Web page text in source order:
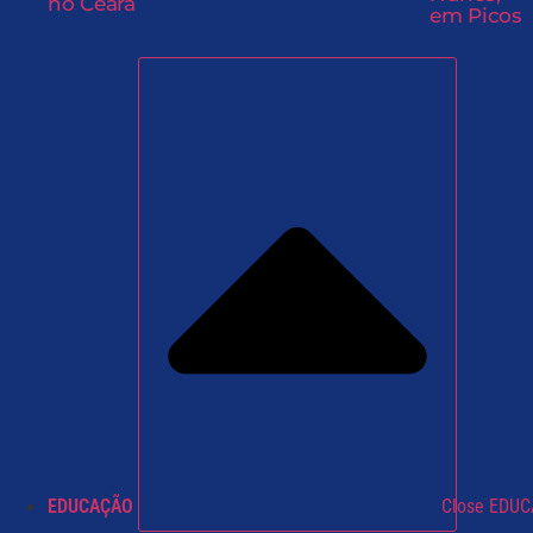
em Picos
EDUCAÇÃO Close